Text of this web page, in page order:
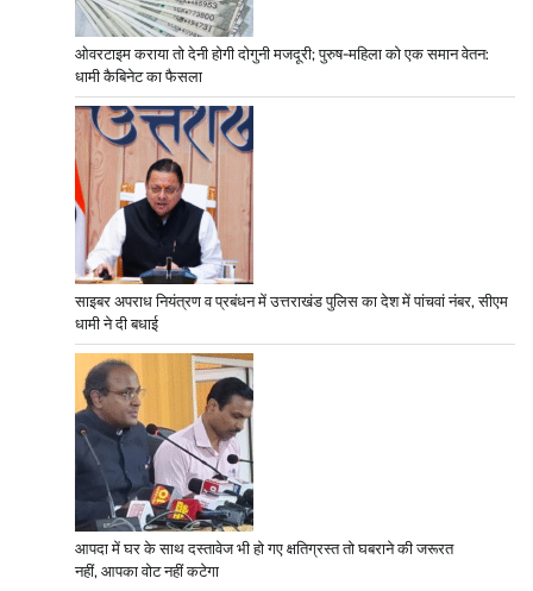
ओवरटाइम कराया तो देनी होगी दोगुनी मजदूरी; पुरुष-महिला को एक समान वेतन:
धामी कैबिनेट का फैसला
साइबर अपराध नियंत्रण व प्रबंधन में उत्तराखंड पुलिस का देश में पांचवां नंबर, सीएम
धामी ने दी बधाई
आपदा में घर के साथ दस्तावेज भी हो गए क्षतिग्रस्त तो घबराने की जरूरत
नहीं, आपका वोट नहीं कटेगा